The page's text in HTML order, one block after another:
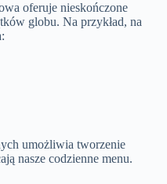
oferuje nieskończone
globu. Na przykład, na
umożliwia tworzenie
nasze codzienne menu.